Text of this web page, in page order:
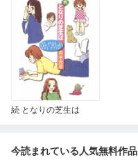
続 となりの芝生は
今読まれている人気無料作品